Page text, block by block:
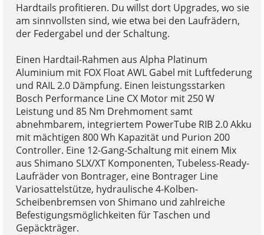
Hardtails profitieren. Du willst dort Upgrades, wo sie
am sinnvollsten sind, wie etwa bei den Laufrädern,
der Federgabel und der Schaltung.
Einen Hardtail-Rahmen aus Alpha Platinum
Aluminium mit FOX Float AWL Gabel mit Luftfederung
und RAIL 2.0 Dämpfung. Einen leistungsstarken
Bosch Performance Line CX Motor mit 250 W
Leistung und 85 Nm Drehmoment samt
abnehmbarem, integriertem PowerTube RIB 2.0 Akku
mit mächtigen 800 Wh Kapazität und Purion 200
Controller. Eine 12-Gang-Schaltung mit einem Mix
aus Shimano SLX/XT Komponenten, Tubeless-Ready-
Laufräder von Bontrager, eine Bontrager Line
Variosattelstütze, hydraulische 4-Kolben-
Scheibenbremsen von Shimano und zahlreiche
Befestigungsmöglichkeiten für Taschen und
Gepäckträger.